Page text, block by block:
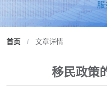
服
首页 / 文章详情
移民政策